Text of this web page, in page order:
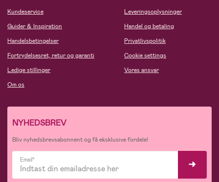
Kundeservice
Guider & Inspiration
Handelsbetingelser
Fortrydelsesret, retur og garanti
Ledige stillinger
Om os
Leveringsoplysninger
Handel og betaling
Privatlivspolitik
Cookie settings
Vores ansvar
NYHEDSBREV
Bliv nyhedsbrevsabonnent og få eksklusive fordele!
Email*